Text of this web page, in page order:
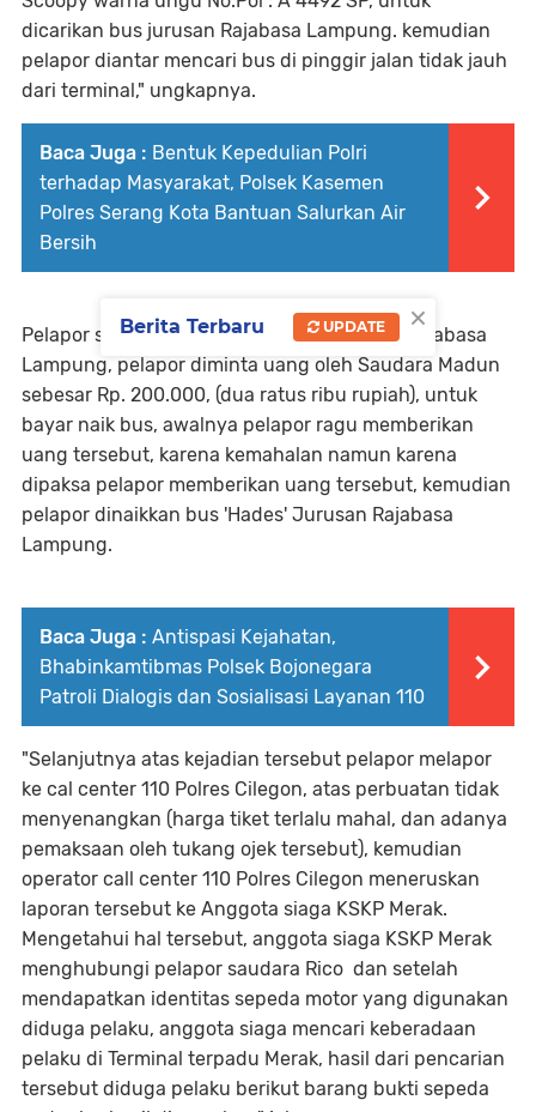
dicarikan bus jurusan Rajabasa Lampung. kemudian
pelapor diantar mencari bus di pinggir jalan tidak jauh
dari terminal," ungkapnya.
Baca Juga : Bentuk Kepedulian Polri
terhadap Masyarakat, Polsek Kasemen
Polres Serang Kota Bantuan Salurkan Air
Bersih
Pelapor setelah mendapatkan bus jurusan Rajabasa
Lampung, pelapor diminta uang oleh Saudara Madun
sebesar Rp. 200.000, (dua ratus ribu rupiah), untuk
bayar naik bus, awalnya pelapor ragu memberikan
uang tersebut, karena kemahalan namun karena
dipaksa pelapor memberikan uang tersebut, kemudian
pelapor dinaikkan bus 'Hades' Jurusan Rajabasa
Lampung.
Baca Juga : Antispasi Kejahatan,
Bhabinkamtibmas Polsek Bojonegara
Patroli Dialogis dan Sosialisasi Layanan 110
"Selanjutnya atas kejadian tersebut pelapor melapor
ke cal center 110 Polres Cilegon, atas perbuatan tidak
menyenangkan (harga tiket terlalu mahal, dan adanya
pemaksaan oleh tukang ojek tersebut), kemudian
operator call center 110 Polres Cilegon meneruskan
laporan tersebut ke Anggota siaga KSKP Merak.
Mengetahui hal tersebut, anggota siaga KSKP Merak
menghubungi pelapor saudara Rico dan setelah
mendapatkan identitas sepeda motor yang digunakan
diduga pelaku, anggota siaga mencari keberadaan
pelaku di Terminal terpadu Merak, hasil dari pencarian
tersebut diduga pelaku berikut barang bukti sepeda
×
Berita Terbaru UPDATE